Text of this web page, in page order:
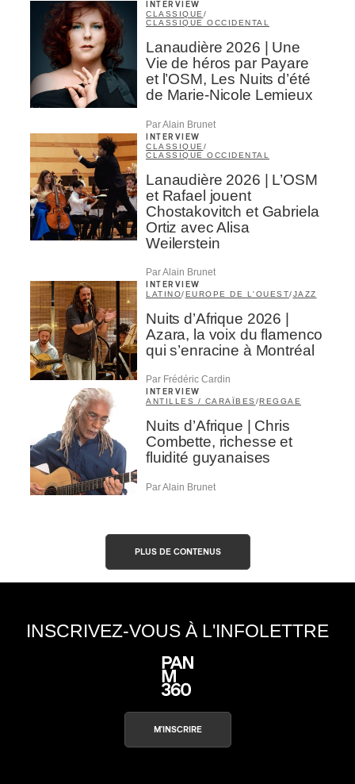
INTERVIEW
CLASSIQUE /
CLASSIQUE OCCIDENTAL
Lanaudière 2026 | Une
Vie de héros par Payare
et l’OSM, Les Nuits d’été
de Marie-Nicole Lemieux
Par Alain Brunet
INTERVIEW
CLASSIQUE /
CLASSIQUE OCCIDENTAL
Lanaudière 2026 | L’OSM
et Rafael jouent
Chostakovitch et Gabriela
Ortiz avec Alisa
Weilerstein
Par Alain Brunet
INTERVIEW
LATINO/EUROPE DE L'OUEST/JAZZ
Nuits d’Afrique 2026 |
Azara, la voix du flamenco
qui s’enracine à Montréal
Par Frédéric Cardin
INTERVIEW
ANTILLES / CARAÏBES /REGGAE
Nuits d’Afrique | Chris
Combette, richesse et
fluidité guyanaises
Par Alain Brunet
PLUS DE CONTENUS
INSCRIVEZ-VOUS À L'INFOLETTRE
M'INSCRIRE